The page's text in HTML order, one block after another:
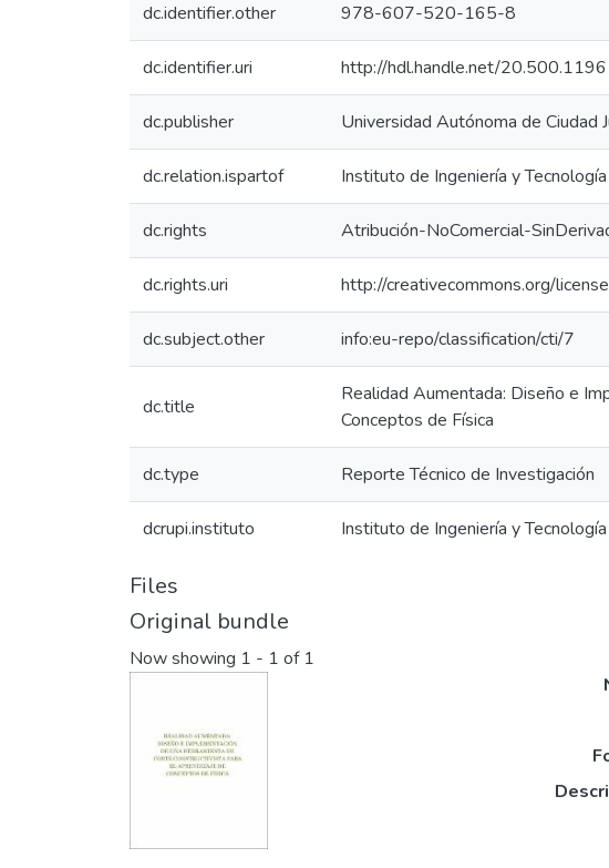
dc.identifier.other 978-607-520-165-8
dc.identifier.uri http://hdl.handle.net/
dc.publisher Universidad Autónoma de Ciudad
dc.relation.ispartof Instituto de Ingeniería y Tecnología
dc.rights Atribución-NoComercial-
dc.rights.uri http://creativecommons.org/
dc.subject.other info:eu-repo/classification/cti/7
dc.title
Realidad Aumentada: Diseño e
Conceptos de Física
dc.type Reporte Técnico de Investigación
dcrupi.instituto Instituto de Ingeniería y Tecnología
Files
Original bundle
Now showing 1 - 1 of 1